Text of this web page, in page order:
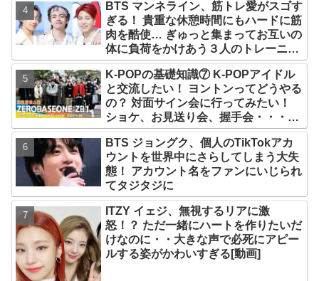
BTS マンネライン、筋トレ愛がスゴす
ぎる！ 貴重な休憩時間にもハードに筋
肉を酷使… ぎゅっと集まってお互いの
体に負荷をかけあう３人のトレーニン
グ風景がかわいすぎるとファンくぎづ
け
K-POPの基礎知識⑦ K-POPアイドル
と交流したい！ ヨントンってどうやる
の？ 対面サイン会に行ってみたい！
ショケ、お見送り会、握手会・・・リ
リースイベントあれこれを紹介
BTS ジョングク、個人のTikTokアカ
ウントを世界中にさらしてしまう大失
態！ アカウント名をファンにいじられ
てタジタジに
ITZY イェジ、無視するリアに激
怒！？ ただ一緒にハートを作りたいだ
けなのに・・大きな声で必死にアピー
ルする姿がかわいすぎる[動画]